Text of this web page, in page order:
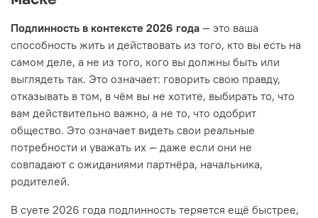
Подлинность в контексте 2026 года — это ваша
способность жить и действовать из того, кто вы есть на
самом деле, а не из того, кого вы должны быть или
выглядеть так. Это означает: говорить свою правду,
отказывать в том, в чём вы не хотите, выбирать то, что
вам действительно важно, а не то, что одобрит
общество. Это означает видеть свои реальные
потребности и уважать их — даже если они не
совпадают с ожиданиями партнёра, начальника,
родителей.
В суете 2026 года подлинность теряется ещё быстрее,